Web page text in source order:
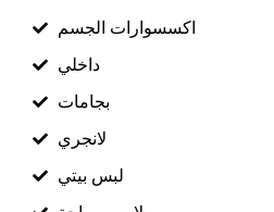
اكسسوارات الجسم
داخلي
بجامات
لانجري
لبس بيتي